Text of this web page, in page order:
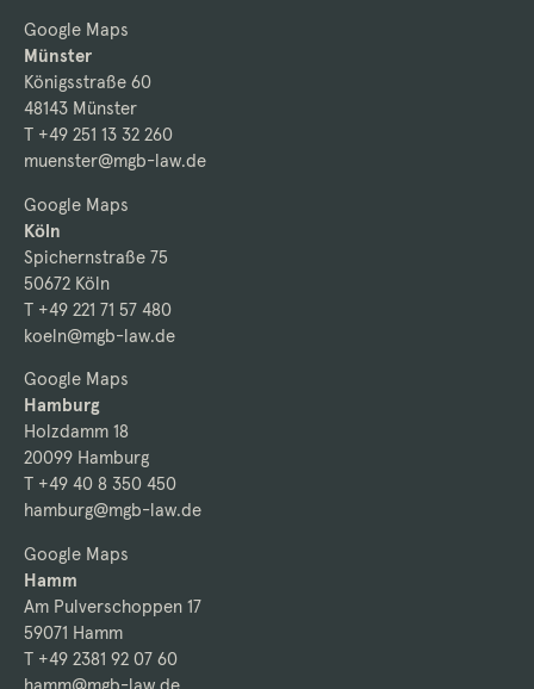
Google Maps
Münster
Königsstraße 60
48143 Münster
T +49 251 13 32 260
muenster@mgb-law.de
Google Maps
Köln
Spichernstraße 75
50672 Köln
T +49 221 71 57 480
koeln@mgb-law.de
Google Maps
Hamburg
Holzdamm 18
20099 Hamburg
T +49 40 8 350 450
hamburg@mgb-law.de
Google Maps
Hamm
Am Pulverschoppen 17
59071 Hamm
T +49 2381 92 07 60
hamm@mgb-law.de